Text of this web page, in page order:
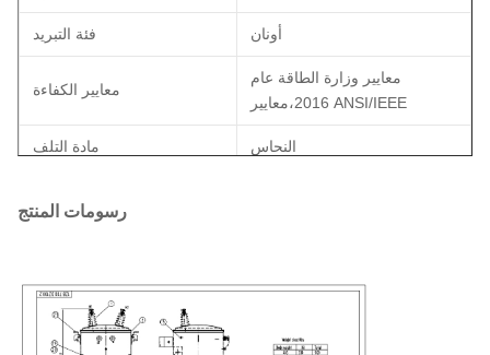
فئة التبريد أونان
معايير الكفاءة
معايير وزارة الطاقة عام
2016،معايير ANSI/IEEE
مادة التلف النحاس
الوزن الإجمالي (المليء
رسومات المنتج